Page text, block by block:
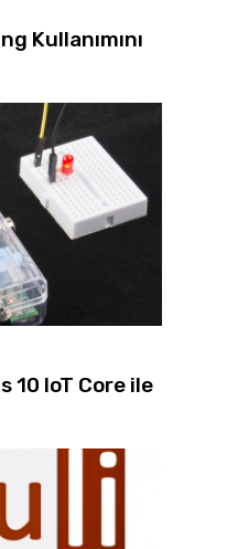
Kullanımını
10 IoT Core ile